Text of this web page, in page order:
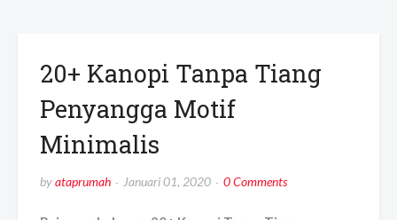
20+ Kanopi Tanpa Tiang
Penyangga Motif
Minimalis
byataprumah Januari 01, 2020 0 Comments